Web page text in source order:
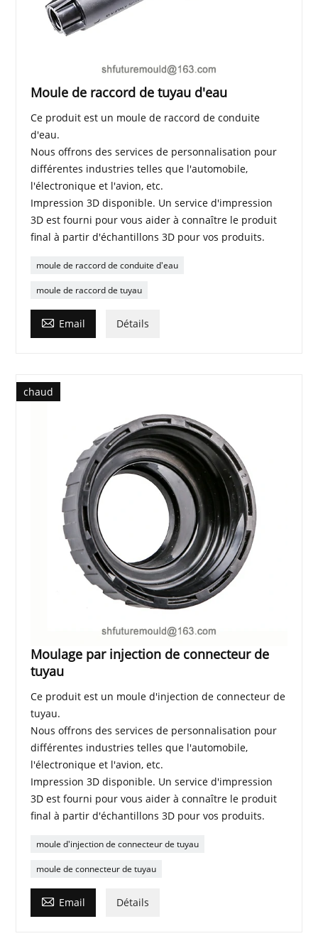
Moule de raccord de tuyau d'eau
Ce produit est un moule de raccord de conduite
d'eau.
Nous offrons des services de personnalisation pour
différentes industries telles que l'automobile,
l'électronique et l'avion, etc.
Impression 3D disponible. Un service d'impression
3D est fourni pour vous aider à connaître le produit
final à partir d'échantillons 3D pour vos produits.
moule de raccord de conduite d'eau
moule de raccord de tuyau
 Email Détails
chaud
Moulage par injection de connecteur de
tuyau
Ce produit est un moule d'injection de connecteur de
tuyau.
Nous offrons des services de personnalisation pour
différentes industries telles que l'automobile,
l'électronique et l'avion, etc.
Impression 3D disponible. Un service d'impression
3D est fourni pour vous aider à connaître le produit
final à partir d'échantillons 3D pour vos produits.
moule d'injection de connecteur de tuyau
moule de connecteur de tuyau
 Email Détails